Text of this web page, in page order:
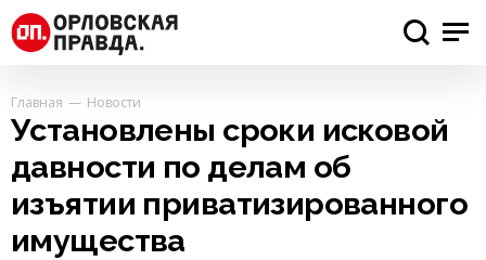
Главная Новости
Установлены сроки исковой
давности по делам об
изъятии приватизированного
имущества